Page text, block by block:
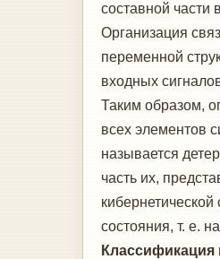
составной
Организация
переменной
входных
Таким образом,
всех элементов
называется
часть их,
состояния, т. е.
Классификация